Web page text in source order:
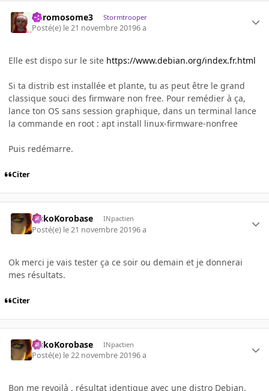
Chromosome3 Stormtrooper
Posté(e) le 21 novembre 20196 a
Elle est dispo sur le site https://www.debian.org/index.fr.html
Si ta distrib est installée et plante, tu as peut être le grand
classique souci des firmware non free. Pour remédier à ça,
lance ton OS sans session graphique, dans un terminal lance
la commande en root : apt install linux-firmware-nonfree
Puis redémarre.
Citer
SiskoKorobase INpactien
Posté(e) le 21 novembre 20196 a
Ok merci je vais tester ça ce soir ou demain et je donnerai
mes résultats.
Citer
SiskoKorobase INpactien
Posté(e) le 22 novembre 20196 a
Bon me revoilà , résultat identique avec une distro Debian.